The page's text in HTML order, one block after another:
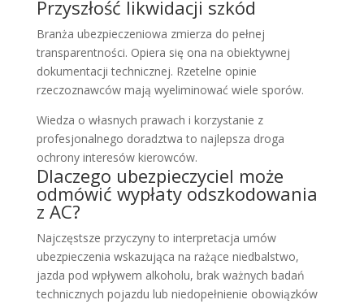
Przyszłość likwidacji szkód
Branża ubezpieczeniowa zmierza do pełnej
transparentności. Opiera się ona na obiektywnej
dokumentacji technicznej. Rzetelne opinie
rzeczoznawców mają wyeliminować wiele sporów.
Wiedza o własnych prawach i korzystanie z
profesjonalnego doradztwa to najlepsza droga
ochrony interesów kierowców.
Dlaczego ubezpieczyciel może
odmówić wypłaty odszkodowania
z AC?
Najczęstsze przyczyny to interpretacja umów
ubezpieczenia wskazująca na rażące niedbalstwo,
jazda pod wpływem alkoholu, brak ważnych badań
technicznych pojazdu lub niedopełnienie obowiązków